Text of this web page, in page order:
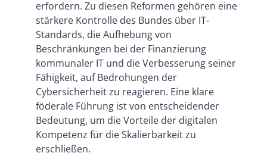
erfordern. Zu diesen Reformen gehören eine
stärkere Kontrolle des Bundes über IT-
Standards, die Aufhebung von
Beschränkungen bei der Finanzierung
kommunaler IT und die Verbesserung seiner
Fähigkeit, auf Bedrohungen der
Cybersicherheit zu reagieren. Eine klare
föderale Führung ist von entscheidender
Bedeutung, um die Vorteile der digitalen
Kompetenz für die Skalierbarkeit zu
erschließen.